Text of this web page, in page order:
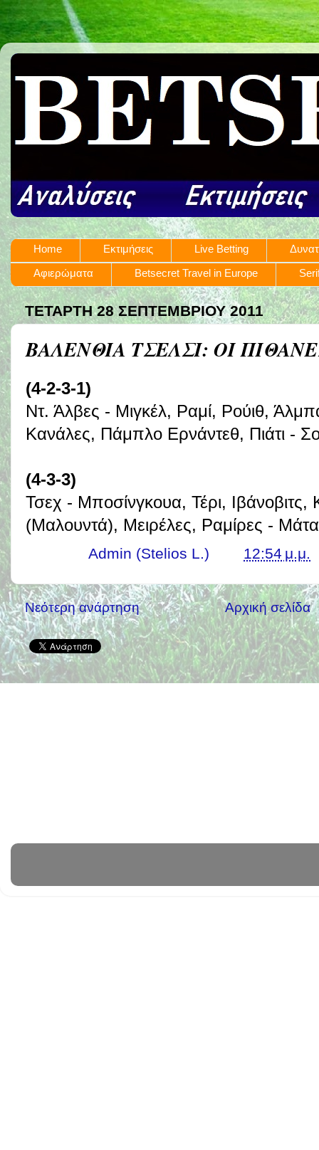
Home Εκτιμήσεις Live Betting
Αφιερώματα
Betsecret Travel in Europe
ΤΕΤΆΡΤΗ 28 ΣΕΠΤΕΜΒΡΊΟΥ 2011
ΒΑΛΕΝΘΙΑ ΤΣΕΛΣΙ: ΟΙ
(4-2-3-1)
Ντ. Άλβες - Μιγκέλ, Ραμί, Ρούιθ,
Κανάλες, Πάμπλο Ερνάντεθ, Πιάτι -
(4-3-3)
Τσεχ - Μποσίνγκουα, Τέρι,
(Μαλουντά), Μειρέλες, Ραμίρες -
Admin (Stelios L.) 12:54 μ.μ.
Νεότερη ανάρτηση Αρχική σελίδα